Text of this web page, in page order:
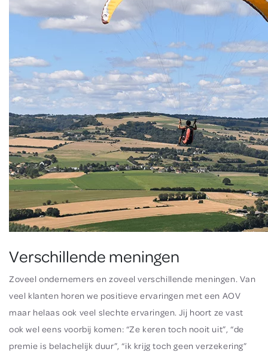
Verschillende meningen
Zoveel ondernemers en zoveel verschillende meningen. Van
veel klanten horen we positieve ervaringen met een AOV
maar helaas ook veel slechte ervaringen. Jij hoort ze vast
ook wel eens voorbij komen: “Ze keren toch nooit uit”, “de
premie is belachelijk duur”, “ik krijg toch geen verzekering”